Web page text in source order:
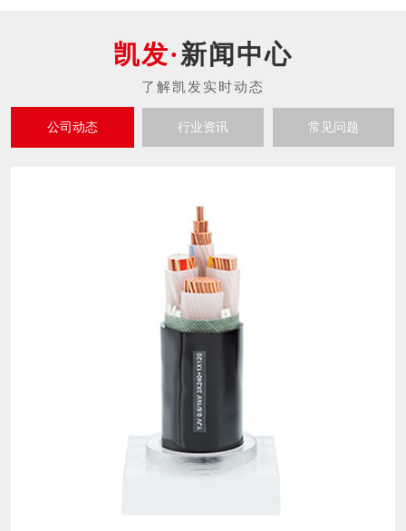
新闻中心
公司动态 行业资讯 常见问题